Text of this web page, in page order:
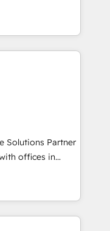
adoption is.
by-step
Together we
and
and technically
we contribute
with incredible
on our website,
Solutions Partner
offices in
with
the
organizations.